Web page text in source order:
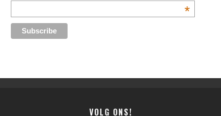
*
VOLG ONS!